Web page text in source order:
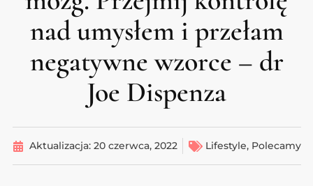
nad umysłem i przełam
negatywne wzorce – dr
Joe Dispenza
Aktualizacja: 20 czerwca, 2022 Lifestyle, Polecamy